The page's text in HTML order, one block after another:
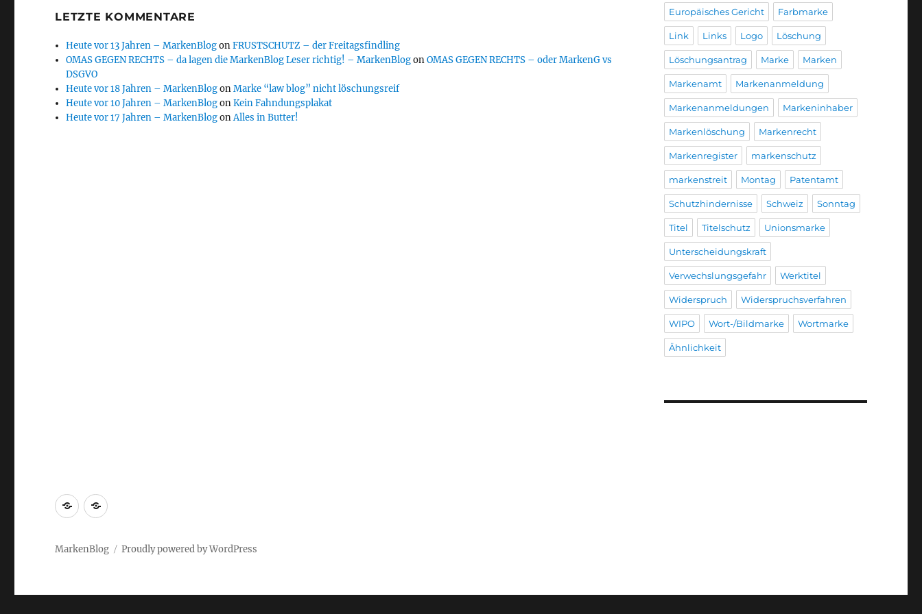
LETZTE KOMMENTARE
Heute vor 13 Jahren – MarkenBlogonFRUSTSCHUTZ – der Freitagsfindling
OMAS GEGEN RECHTS – da lagen die MarkenBlog Leser richtig! – MarkenBlogonOMAS GEGEN RECHTS – oder MarkenG vs
DSGVO
Heute vor 18 Jahren – MarkenBlogonMarke “law blog” nicht löschungsreif
Heute vor 10 Jahren – MarkenBlogonKein Fahndungsplakat
Heute vor 17 Jahren – MarkenBlogonAlles in Butter!
Europäisches Gericht Farbmarke
Link Links Logo Löschung
Löschungsantrag Marke Marken
Markenamt Markenanmeldung
Markenanmeldungen Markeninhaber
Markenlöschung Markenrecht
Markenregister markenschutz
markenstreit Montag Patentamt
Schutzhindernisse Schweiz Sonntag
Titel Titelschutz Unionsmarke
Unterscheidungskraft
Verwechslungsgefahr Werktitel
Widerspruch Widerspruchsverfahren
WIPO Wort-/Bildmarke Wortmarke
Ähnlichkeit
Markenrecherche
Gastbeiträge
MarkenBlog Proudly powered by WordPress